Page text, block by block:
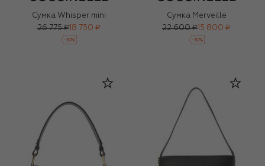
Сумка Whisper mini
26 775 ₽18 750 ₽
-30%
Сумка Merveille
22 600 ₽ 15 800 ₽
-30%